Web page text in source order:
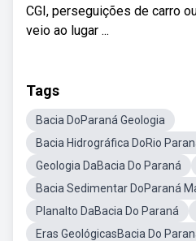
CGI, perseguições de carro
veio ao lugar ...
Tags
Bacia DoParaná Geologia
Bacia Hidrográfica DoRio
Geologia DaBacia Do Paraná
Bacia Sedimentar DoParaná
Planalto DaBacia Do Paraná
Eras GeológicasBacia Do